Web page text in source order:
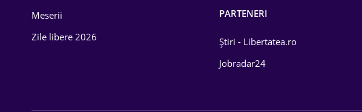
Meserii
Zile libere 2026
PARTENERI
Știri - Libertatea.ro
Jobradar24